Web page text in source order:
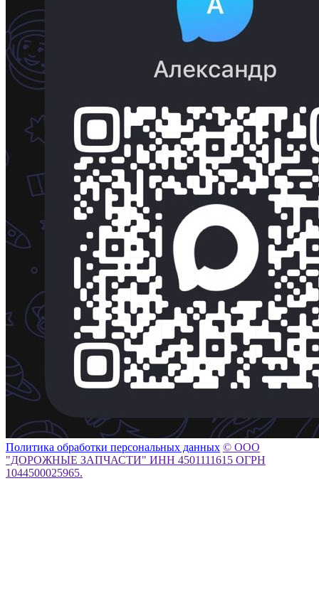
Политика обработки персональных данных © ООО
"ДОРОЖНЫЕ ЗАПЧАСТИ" ИНН 4501111615 ОГРН
1044500025965.